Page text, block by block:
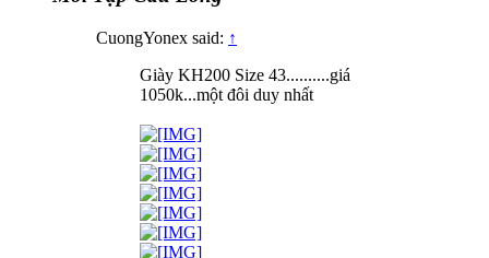
CuongYonex said: ↑
Giày KH200 Size 43..........giá
1050k...một đôi duy nhất